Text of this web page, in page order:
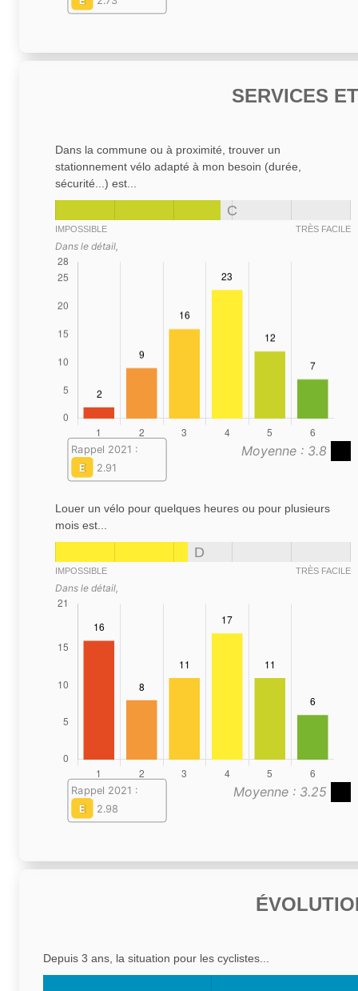
SERVICES
Dans la commune ou à proximité, trouver un
stationnement vélo adapté à mon besoin (durée,
sécurité...) est...
C
IMPOSSIBLE TRÈS FACILE
Dans le détail,
Moyenne : 3.8
Rappel 2021 :
E
2.91
Louer un vélo pour quelques heures ou pour plusieurs
mois est...
D
IMPOSSIBLE TRÈS FACILE
Dans le détail,
Moyenne : 3.25
Rappel 2021 :
E
2.98
Depuis 3 ans, la situation pour les cyclistes...